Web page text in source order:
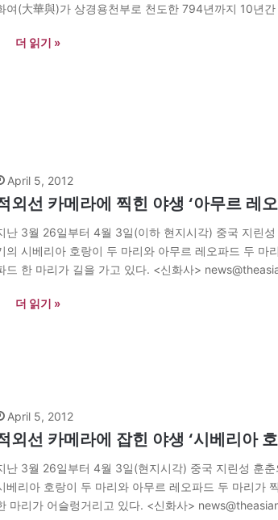
여(大華與)가 상경용천부로 천도한 794년까지 10년
한 근거는…
더 읽기 »
April 5, 2012
외선 카메라에 찍힌 야생 ‘아무르 레
난 3월 26일부터 4월 3일(이하 현지시각) 중국 지린
의 시베리아 호랑이 두 마리와 아무르 레오파드 두 마
드 한 마리가 길을 가고 있다. <신화사>
더 읽기 »
April 5, 2012
외선 카메라에 잡힌 야생 ‘시베리아
난 3월 26일부터 4월 3일(현지시각) 중국 지린성 훈
베리아 호랑이 두 마리와 아무르 레오파드 두 마리가
마리가 어슬렁거리고 있다. <신화사>